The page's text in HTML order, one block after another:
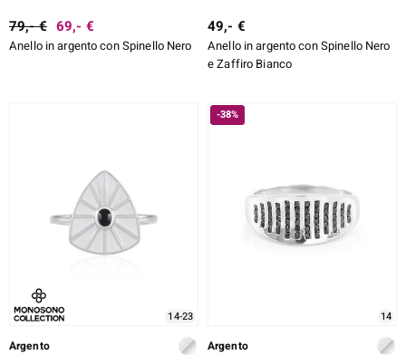
79,- € 69,- €
Anello in argento con Spinello Nero
49,- €
Anello in argento con Spinello Nero
e Zaffiro Bianco
14-23
Argento
-38%
14
Argento